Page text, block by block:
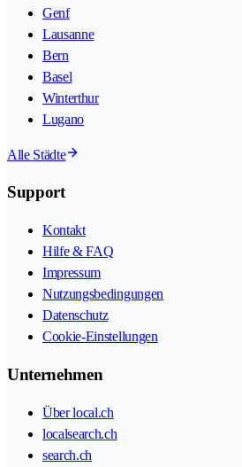
Genf
Lausanne
Bern
Basel
Winterthur
Lugano
Alle Städte
Support
Kontakt
Hilfe & FAQ
Impressum
Nutzungsbedingungen
Datenschutz
Cookie-Einstellungen
Unternehmen
Über local.ch
localsearch.ch
search.ch